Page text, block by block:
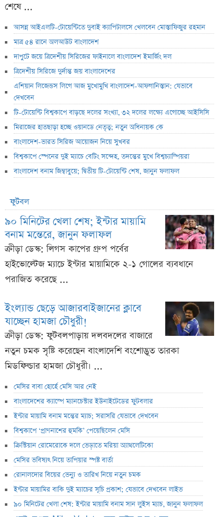
শেষে ...
আসন্ন আইএলটি-টোয়েন্টিতে দুবাই ক্যাপিটালসে খেলবেন মোস্তাফিজুর রহমান
মাত্র ৫৪ রানে অলআউট বাংলাদেশ
দাপুটে জয়ে ত্রিদেশীয় সিরিজের ফাইনালে বাংলাদেশ ইমার্জিং দল
ত্রিদেশীয় সিরিজে দুর্দান্ত জয় বাংলাদেশের
এশিয়ান লিজেন্ডস লিগে আজ মুখোমুখি বাংলাদেশ-আফগানিস্তান: যেভাবে
দেখবেন
টি-টোয়েন্টি বিশ্বকাপে বাড়ছে দলের সংখ্যা, ৩২ দলের লক্ষ্যে এগোচ্ছে আইসিসি
মিরাজের হাতছাড়া হচ্ছে ওয়ানডে নেতৃত্ব; নতুন অধিনায়ক কে
বাংলাদেশ-ভারত সিরিজ আয়োজন নিয়ে সুখবর
বিশ্বকাপে স্পেনের দুই ম্যাচে বেটিং সন্দেহ, তদন্তের মুখে বিশ্বচ্যাম্পিয়রা
বাংলাদেশ বনাম জিম্বাবুয়ে; দ্বিতীয় টি-টোয়েন্টি শেষ, জানুন ফলাফল
ফুটবল
৯০ মিনিটের খেলা শেষ; ইন্টার মায়ামি
বনাম মন্তেরে, জানুন ফলাফল
ক্রীড়া ডেস্ক: লিগস কাপের গ্রুপ পর্বের
হাইভোল্টেজ ম্যাচে ইন্টার মায়ামিকে ২-১ গোলের ব্যবধানে
পরাজিত করেছে ...
ইংল্যান্ড ছেড়ে আজারবাইজানের ক্লাবে
যাচ্ছেন হামজা চৌধুরী!
ক্রীড়া ডেস্ক: ফুটবলপাড়ায় দলবদলের বাজারে
নতুন চমক সৃষ্টি করেছেন বাংলাদেশি বংশোদ্ভূত তারকা
মিডফিল্ডার হামজা চৌধুরী। ...
মেসির বাবা হোর্হে মেসি আর নেই
বাংলাদেশের ক্যাম্পে ম্যানচেস্টার ইউনাইটেডের ফুটবলার
ইন্টার মায়ামি বনাম মন্তের ম্যাচ; সরাসরি যেভাবে দেখবেন
বিশ্বকাপে ‘প্রাণনাশের হুমকি’ পেয়েছিলেন মেসি
ক্রিস্টিয়ান রোমেরোকে দলে ভেড়াতে মরিয়া অ্যাথলেটিকো
মেসির ভবিষ্যৎ নিয়ে তাপিয়ার স্পষ্ট বার্তা
রোনালদোর বিয়ের ভেন্যু ও তারিখ নিয়ে নতুন চমক
ইন্টার মায়ামির বাকি দুই ম্যাচের সূচি প্রকাশ; যেভাবে দেখবেন লাইভ
৯০ মিনিটের খেলা শেষ: ইন্টার মায়ামি বনাম সান লুইস ম্যাচ, জানুন ফলাফল